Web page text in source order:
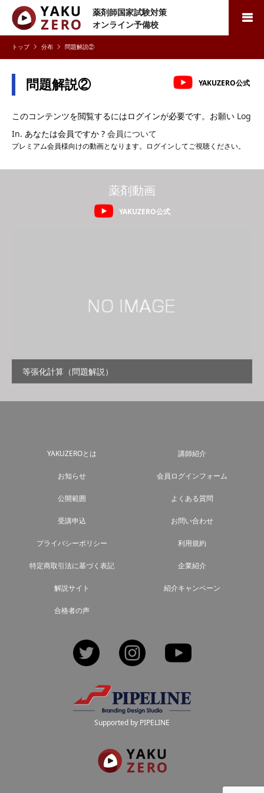
薬剤師国家試験対策
オンライン予備校
検索
分布 問題解説②
問題解説② YAKUZERO公式
このコンテンツを閲覧するにはログインが必要です。お願い Log
In. あなたは会員ですか ? 会員について
プレミアム会員様向けの動画となります。ログインしてご視聴ください。
YAKUZERO公式
薬剤動画
等張化計算（問題解説）
YAKUZEROとは 講師紹介
お知らせ 会員ログインフォーム
公開範囲 よくある質問
受講申込 お問い合わせ
プライバシーポリシー 利用規約
特定商取引法に基づく表記 企業紹介
解説サイト 紹介キャンペーン
合格者の声
Twitter Instagram
Supported by PIPELINE